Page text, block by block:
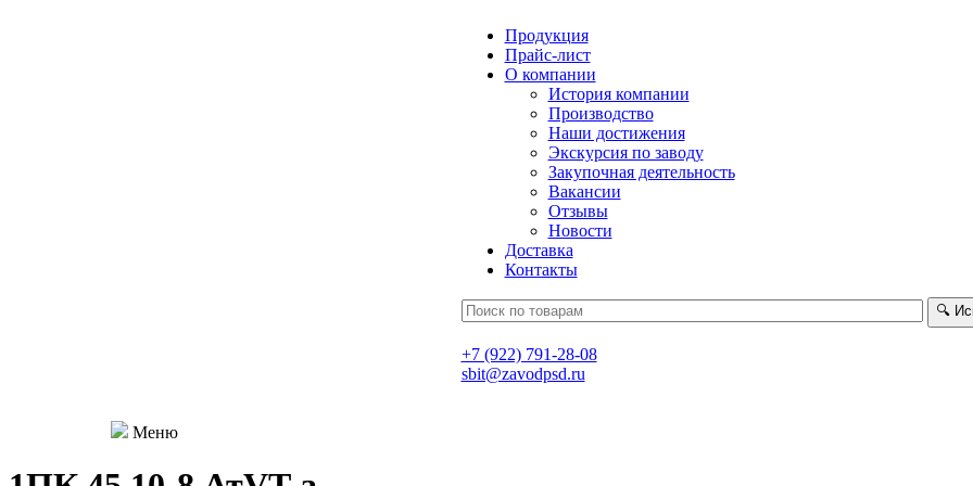
Продукция
Прайс-лист
О компании
История компании
Производство
Наши достижения
Экскурсия по заводу
Закупочная деятельность
Вакансии
Отзывы
Новости
Доставка
Контакты
🔍
+7 (922) 791-28-08
sbit@zavodpsd.ru
Меню